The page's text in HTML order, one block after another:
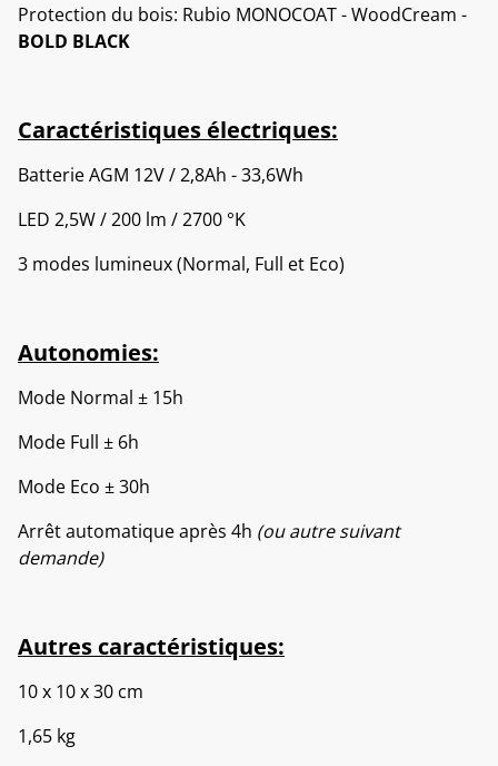
Protection du bois: Rubio MONOCOAT - WoodCream -
BOLD BLACK
Caractéristiques électriques:
Batterie AGM 12V / 2,8Ah - 33,6Wh
LED 2,5W / 200 lm / 2700 °K
3 modes lumineux (Normal, Full et Eco)
Autonomies:
Mode Normal ± 15h
Mode Full ± 6h
Mode Eco ± 30h
Arrêt automatique après 4h (ou autre suivant
demande)
Autres caractéristiques:
10 x 10 x 30 cm
1,65 kg